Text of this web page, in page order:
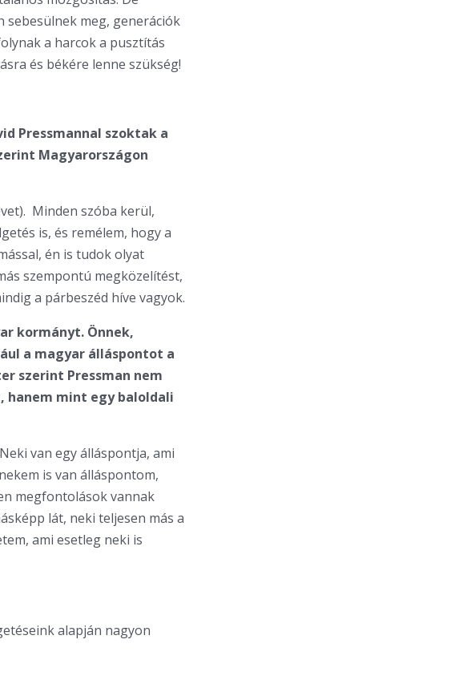
sebesülnek meg, generációk
a harcok a pusztítás
és békére lenne szükség!
Pressmannal szoktak a
Magyarországon
Minden szóba kerül,
is, és remélem, hogy a
én is tudok olyat
szempontú megközelítést,
a párbeszéd híve vagyok.
kormányt. Önnek,
a magyar álláspontot a
szerint Pressman nem
hanem mint egy baloldali
van egy álláspontja, ami
is van álláspontom,
megfontolások vannak
lát, neki teljesen más a
ami esetleg neki is
alapján nagyon